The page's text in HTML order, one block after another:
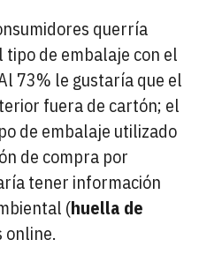
querría
de embalaje con el
73% le gustaría que el
fuera de cartón; el
de embalaje utilizado
de compra por
tener información
(huella de
online.